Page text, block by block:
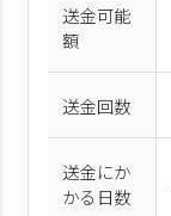
送金可能
額
送金回数
送金にか
かる日数